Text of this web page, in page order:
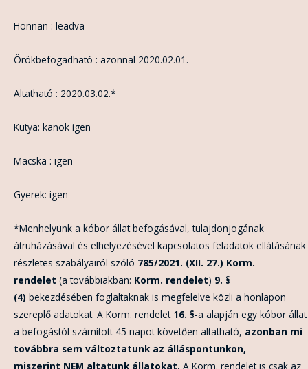
Honnan : leadva
Örökbefogadható : azonnal 2020.02.01.
Altatható : 2020.03.02.*
Kutya: kanok igen
Macska : igen
Gyerek: igen
*Menhelyünk a kóbor állat befogásával, tulajdonjogának
átruházásával és elhelyezésével kapcsolatos feladatok ellátásának
részletes szabályairól szóló 785/2021. (XII. 27.) Korm.
rendelet (a továbbiakban: Korm. rendelet) 9. §
(4) bekezdésében foglaltaknak is megfelelve közli a honlapon
szereplő adatokat. A Korm. rendelet 16. §-a alapján egy kóbor állat
a befogástól számított 45 napot követően altatható, azonban mi
továbbra sem változtatunk az álláspontunkon,
miszerint NEM altatunk állatokat. A Korm. rendelet is csak az